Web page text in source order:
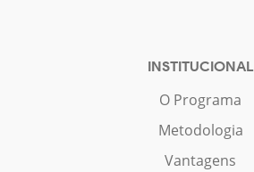
INSTITUCIONAL
O Programa
Metodologia
Vantagens